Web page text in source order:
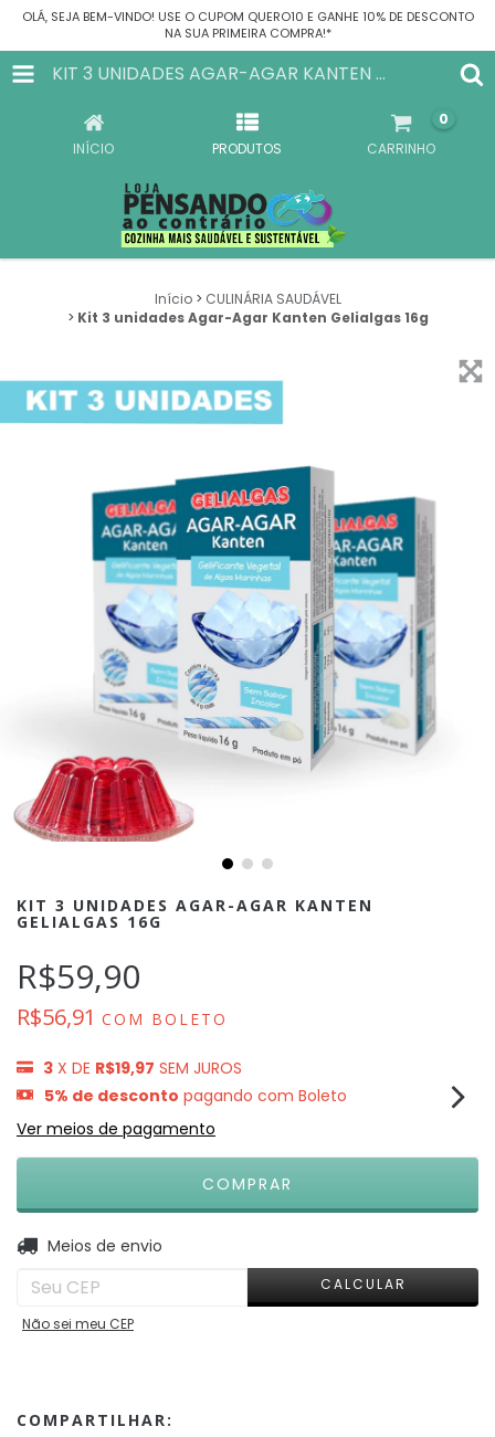
OLÁ, SEJA BEM-VINDO! USE O CUPOM QUERO10 E GANHE 10% DE DESCONTO
NA SUA PRIMEIRA COMPRA!*
KIT 3 UNIDADES AGAR-AGAR KANTEN GELIALGAS 16G
INÍCIO PRODUTOS CARRINHO
0
Início > CULINÁRIA SAUDÁVEL
> Kit 3 unidades Agar-Agar Kanten Gelialgas 16g
KIT 3 UNIDADES AGAR-AGAR KANTEN
GELIALGAS 16G
R$59,90
R$56,91 COM BOLETO
3 X DE R$19,97 SEM JUROS
5% de desconto pagando com Boleto
Ver meios de pagamento
Entregas para o CEP:
Meios de envio
CALCULAR
Não sei meu CEP
COMPARTILHAR: